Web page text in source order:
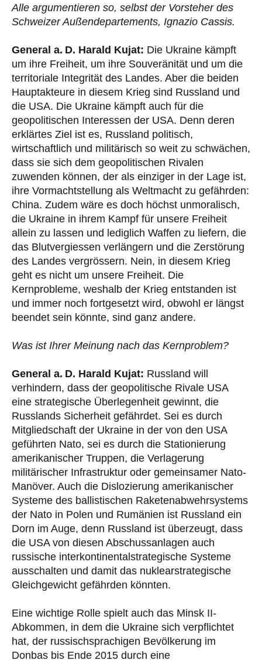
Alle argumentieren so, selbst der Vorsteher des
Schweizer Außendepartements, Ignazio Cassis.
General a. D. Harald Kujat: Die Ukraine kämpft
um ihre Freiheit, um ihre Souveränität und um die
territoriale Integrität des Landes. Aber die beiden
Hauptakteure in diesem Krieg sind Russland und
die USA. Die Ukraine kämpft auch für die
geopolitischen Interessen der USA. Denn deren
erklärtes Ziel ist es, Russland politisch,
wirtschaftlich und militärisch so weit zu schwächen,
dass sie sich dem geopolitischen Rivalen
zuwenden können, der als einziger in der Lage ist,
ihre Vormachtstellung als Weltmacht zu gefährden:
China. Zudem wäre es doch höchst unmoralisch,
die Ukraine in ihrem Kampf für unsere Freiheit
allein zu lassen und lediglich Waffen zu liefern, die
das Blutvergiessen verlängern und die Zerstörung
des Landes vergrössern. Nein, in diesem Krieg
geht es nicht um unsere Freiheit. Die
Kernprobleme, weshalb der Krieg entstanden ist
und immer noch fortgesetzt wird, obwohl er längst
beendet sein könnte, sind ganz andere.
Was ist Ihrer Meinung nach das Kernproblem?
General a. D. Harald Kujat: Russland will
verhindern, dass der geopolitische Rivale USA
eine strategische Überlegenheit gewinnt, die
Russlands Sicherheit gefährdet. Sei es durch
Mitgliedschaft der Ukraine in der von den USA
geführten Nato, sei es durch die Stationierung
amerikanischer Truppen, die Verlagerung
militärischer Infrastruktur oder gemeinsamer Nato-
Manöver. Auch die Dislozierung amerikanischer
Systeme des ballistischen Raketenabwehrsystems
der Nato in Polen und Rumänien ist Russland ein
Dorn im Auge, denn Russland ist überzeugt, dass
die USA von diesen Abschussanlagen auch
russische interkontinentalstrategische Systeme
ausschalten und damit das nuklearstrategische
Gleichgewicht gefährden könnten.
Eine wichtige Rolle spielt auch das Minsk II-
Abkommen, in dem die Ukraine sich verpflichtet
hat, der russischsprachigen Bevölkerung im
Donbas bis Ende 2015 durch eine